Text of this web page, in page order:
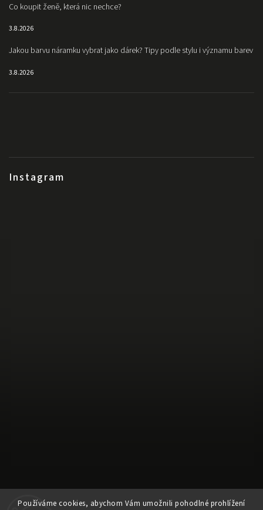
Používáme cookies, abychom Vám umožnili pohodlné prohlížení
Instagram
Co koupit ženě, která nic nechce?
3.8.2026
Jakou barvu náramku vybrat jako dárek? Tipy podle stylu i významu barev
3.8.2026